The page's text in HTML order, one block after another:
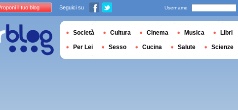
il tuo blog Seguici su Username
Società Cultura Cinema Musica Libri
Per Lei Sesso Cucina Salute Scienze